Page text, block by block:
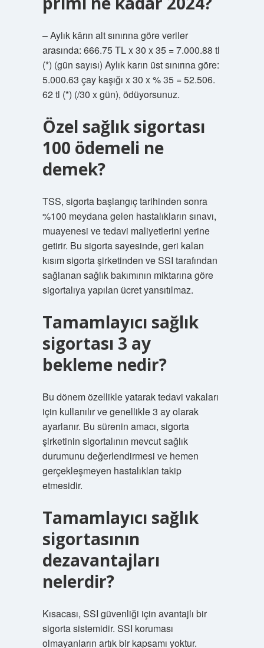
– Aylık kârın alt sınırına göre veriler
arasında: 666.75 TL x 30 x 35 = 7.000.88 tl
(*) (gün sayısı) Aylık karın üst sınırına göre:
5.000.63 çay kaşığı x 30 x % 35 = 52.506.
62 tl (*) (/30 x gün), ödüyorsunuz.
Özel sağlık sigortası
100 ödemeli ne
demek?
TSS, sigorta başlangıç ​​tarihinden sonra
%100 meydana gelen hastalıkların sınavı,
muayenesi ve tedavi maliyetlerini yerine
getirir. Bu sigorta sayesinde, geri kalan
kısım sigorta şirketinden ve SSI tarafından
sağlanan sağlık bakımının miktarına göre
sigortalıya yapılan ücret yansıtılmaz.
Tamamlayıcı sağlık
sigortası 3 ay
bekleme nedir?
Bu dönem özellikle yatarak tedavi vakaları
için kullanılır ve genellikle 3 ay olarak
ayarlanır. Bu sürenin amacı, sigorta
şirketinin sigortalının mevcut sağlık
durumunu değerlendirmesi ve hemen
gerçekleşmeyen hastalıkları takip
etmesidir.
Tamamlayıcı sağlık
sigortasının
dezavantajları
nelerdir?
Kısacası, SSI güvenliği için avantajlı bir
sigorta sistemidir. SSI koruması
olmayanların artık bir kapsamı yoktur.